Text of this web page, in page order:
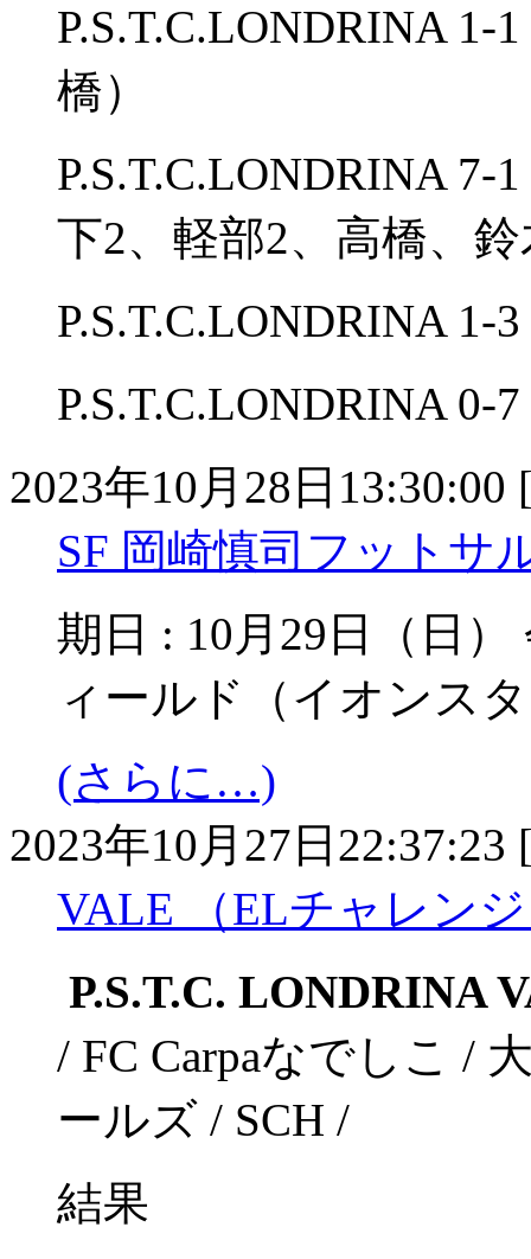
P.S.T.C.LONDRINA 1-
橋）
P.S.T.C.LONDRINA
下2、軽部2、高橋、
P.S.T.C.LONDRINA
P.S.T.C.LONDRINA
2023年10月28日13:30:00
SF 岡崎慎司フットサ
期日 : 10月29日（日
ィールド（イオンス
(さらに…)
2023年10月27日22:37:23
VALE （ELチャレン
P.S.T.C. LONDRINA
/ FC Carpaなでしこ /
ールズ / SCH /
結果